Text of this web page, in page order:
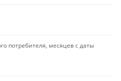
потребителя, месяцев с даты